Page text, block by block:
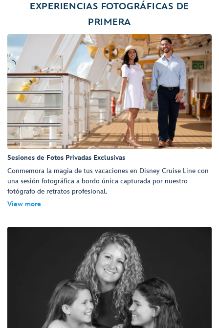
EXPERIENCIAS FOTOGRÁFICAS DE
PRIMERA
Sesiones de Fotos Privadas Exclusivas
Conmemora la magia de tus vacaciones en Disney Cruise Line con
una sesión fotográfica a bordo única capturada por nuestro
fotógrafo de retratos profesional.
View more